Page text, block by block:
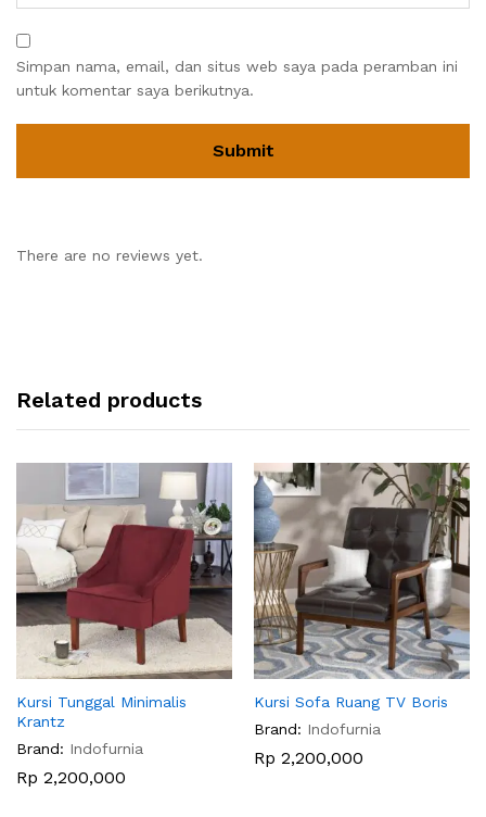
Simpan nama, email, dan situs web saya pada peramban ini
untuk komentar saya berikutnya.
There are no reviews yet.
Related products
Kursi Tunggal Minimalis
Krantz
Brand: Indofurnia
Rp 2,200,000
Kursi Sofa Ruang TV Boris
Brand: Indofurnia
Rp 2,200,000